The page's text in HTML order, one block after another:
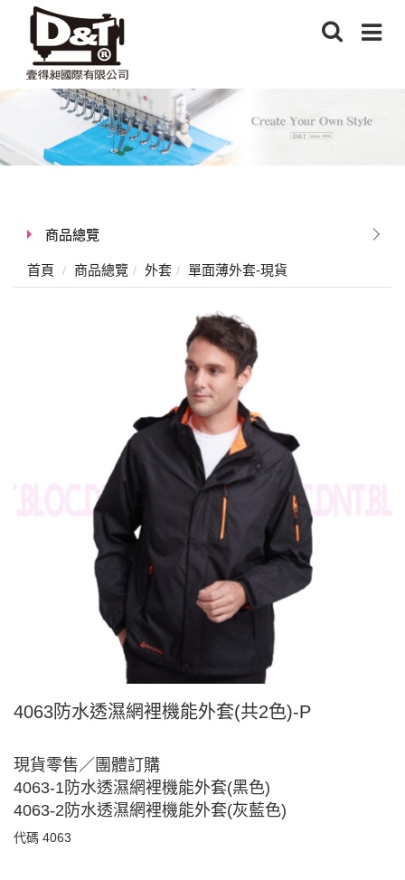
商品總覽
首頁 商品總覽 外套 單面薄外套-現貨
4063防水透濕網裡機能外套(共2色)-P
現貨零售／團體訂購
4063-1防水透濕網裡機能外套(黑色)
4063-2防水透濕網裡機能外套(灰藍色)
代碼 4063